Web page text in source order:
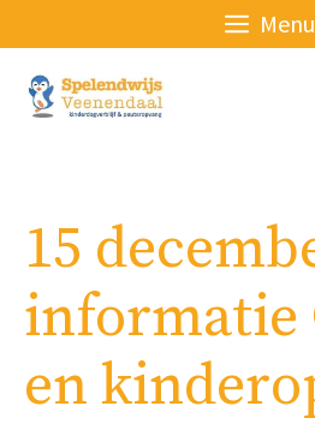
naar
inhoud
Menu
15
informatie
en